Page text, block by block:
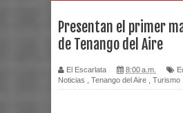
Presentan el primer
de Tenango del Aire
El Escarlata 8:00 a.m.
Noticias
Tenango del Aire Turismo